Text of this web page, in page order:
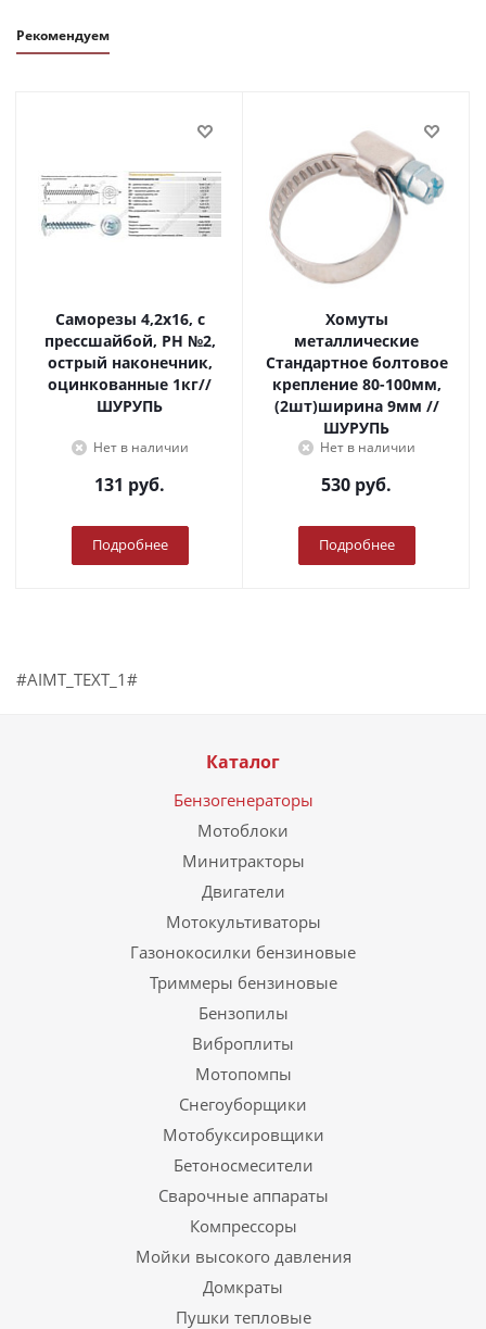
Рекомендуем
Саморезы 4,2х16, с
прессшайбой, PH №2,
острый наконечник,
оцинкованные 1кг//
ШУРУПЬ
Нет в наличии
131 руб.
Подробнее
Хомуты
металлические
Стандартное болтовое
крепление 80-100мм,
(2шт)ширина 9мм //
ШУРУПЬ
Нет в наличии
530 руб.
Подробнее
#AIMT_TEXT_1#
Каталог
Бензогенераторы
Мотоблоки
Минитракторы
Двигатели
Мотокультиваторы
Газонокосилки бензиновые
Триммеры бензиновые
Бензопилы
Виброплиты
Мотопомпы
Снегоуборщики
Мотобуксировщики
Бетоносмесители
Сварочные аппараты
Компрессоры
Мойки высокого давления
Домкраты
Пушки тепловые